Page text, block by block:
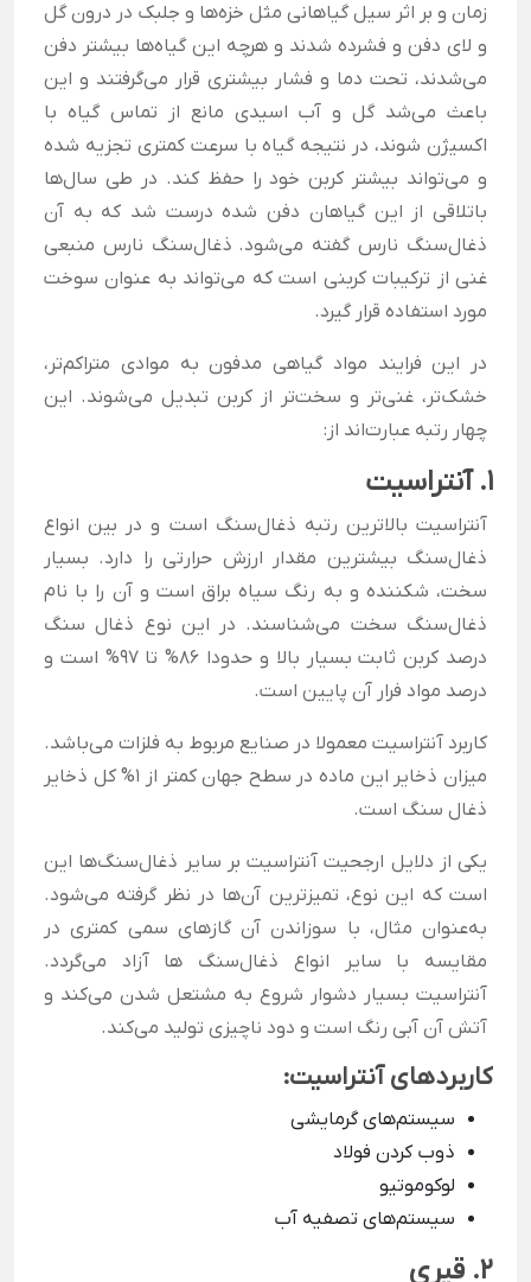
زمان و بر اثر سیل گیاهانی مثل خزه‌ها و جلبک در درون گل
و لای دفن و فشرده شدند و هرچه این گیاه‌ها بیشتر دفن
می‌شدند، تحت دما و فشار بیشتری قرار می‌گرفتند و این
باعث می‌شد گل و آب اسیدی مانع از تماس گیاه با
اکسیژن شوند، در نتیجه گیاه با سرعت کمتری تجزیه شده
و می‌تواند بیشتر کربن خود را حفظ کند. در طی سال‌ها
باتلاقی از این گیاهان دفن شده درست شد که به آن
ذغال‌سنگ نارس گفته می‌شود. ذغال‌سنگ نارس منبعی
غنی از ترکیبات کربنی است که می‌تواند به عنوان سوخت
مورد استفاده قرار گیرد.
در این فرایند مواد گیاهی مدفون به موادی متراکم‌تر،
خشک‌تر، غنی‌تر و سخت‌تر از کربن تبدیل می‌شوند. این
چهار رتبه عبارت‌اند از:
1. آنتراسیت
آنتراسیت بالاترین رتبه ذغال‌سنگ است و در بین انواع
ذغال‌سنگ بیشترین مقدار ارزش حرارتی را دارد. بسیار
سخت، شکننده و به رنگ سیاه براق است و آن را با نام
ذغال‌سنگ سخت می‌شناسند. در این نوع ذغال سنگ
درصد کربن ثابت بسیار بالا و حدودا 86% تا 97% است و
درصد مواد فرار آن پایین است.
کاربرد آنتراسیت معمولا در صنایع مربوط به فلزات می‌باشد.
میزان ذخایر این ماده در سطح جهان کمتر از 1% کل ذخایر
ذغال سنگ است.
یکی از دلایل ارجحیت آنتراسیت بر سایر ذغال‌سنگ‌ها این
است که این نوع، تمیزترین آن‌ها در نظر گرفته می‌شود.
به‌عنوان مثال، با سوزاندن آن گازهای سمی کمتری در
مقایسه با سایر انواع ذغال‌سنگ ها آزاد می‌گردد.
آنتراسیت بسیار دشوار شروع به مشتعل شدن می‌کند و
آتش آن آبی رنگ است و دود ناچیزی تولید می‌کند.
کاربردهای آنتراسیت:
سیستم‌های گرمایشی
ذوب کردن فولاد
لوکوموتیو
سیستم‌های تصفیه آب
2. قیری